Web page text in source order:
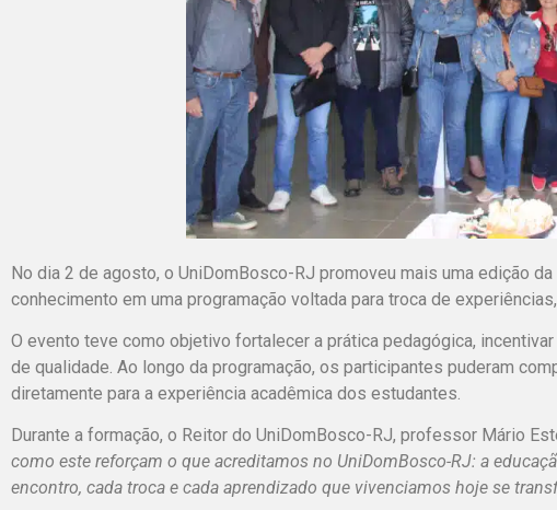
No dia 2 de agosto, o UniDomBosco-RJ promoveu mais uma edição
conhecimento em uma programação voltada para troca de
O evento teve como objetivo fortalecer a prática pedagógica,
de qualidade. Ao longo da programação, os participantes puderam
diretamente para a experiência acadêmica dos estudantes.
Durante a formação, o Reitor do UniDomBosco-RJ, professor Mário
como este reforçam o que acreditamos no UniDomBosco-RJ: a
encontro, cada troca e cada aprendizado que vivenciamos hoje se